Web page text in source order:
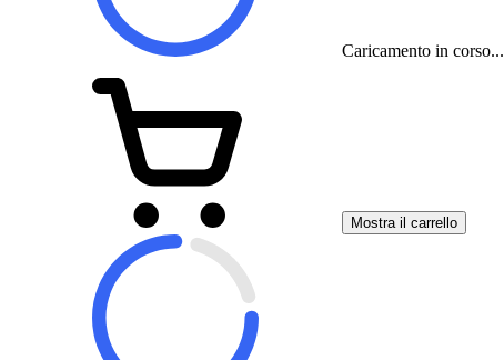
Caricamento in corso...
Mostra il carrello